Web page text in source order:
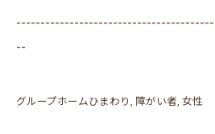
--
グループホームひまわり 障がい者 女性